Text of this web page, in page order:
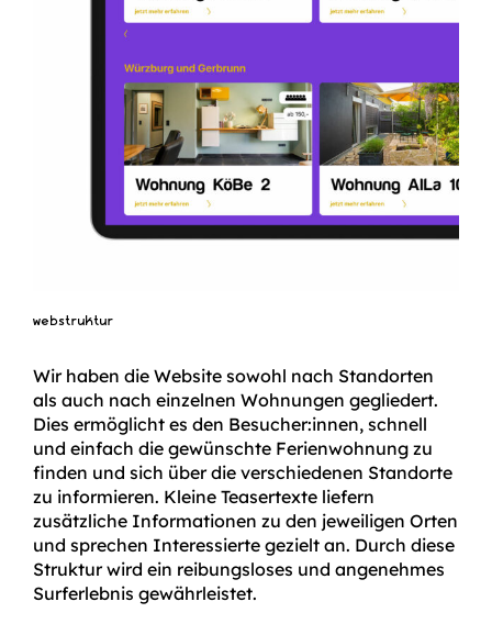
webstruktur
Wir haben die Website sowohl nach Standorten
als auch nach einzelnen Wohnungen gegliedert.
Dies ermöglicht es den Besucher:innen, schnell
und einfach die gewünschte Ferienwohnung zu
finden und sich über die verschiedenen Standorte
zu informieren. Kleine Teasertexte liefern
zusätzliche Informationen zu den jeweiligen Orten
und sprechen Interessierte gezielt an. Durch diese
Struktur wird ein reibungsloses und angenehmes
Surferlebnis gewährleistet.